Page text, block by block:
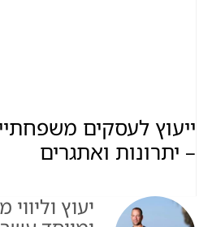
ייעוץ לעסקים
– יתרונות ואתגרים
יעוץ